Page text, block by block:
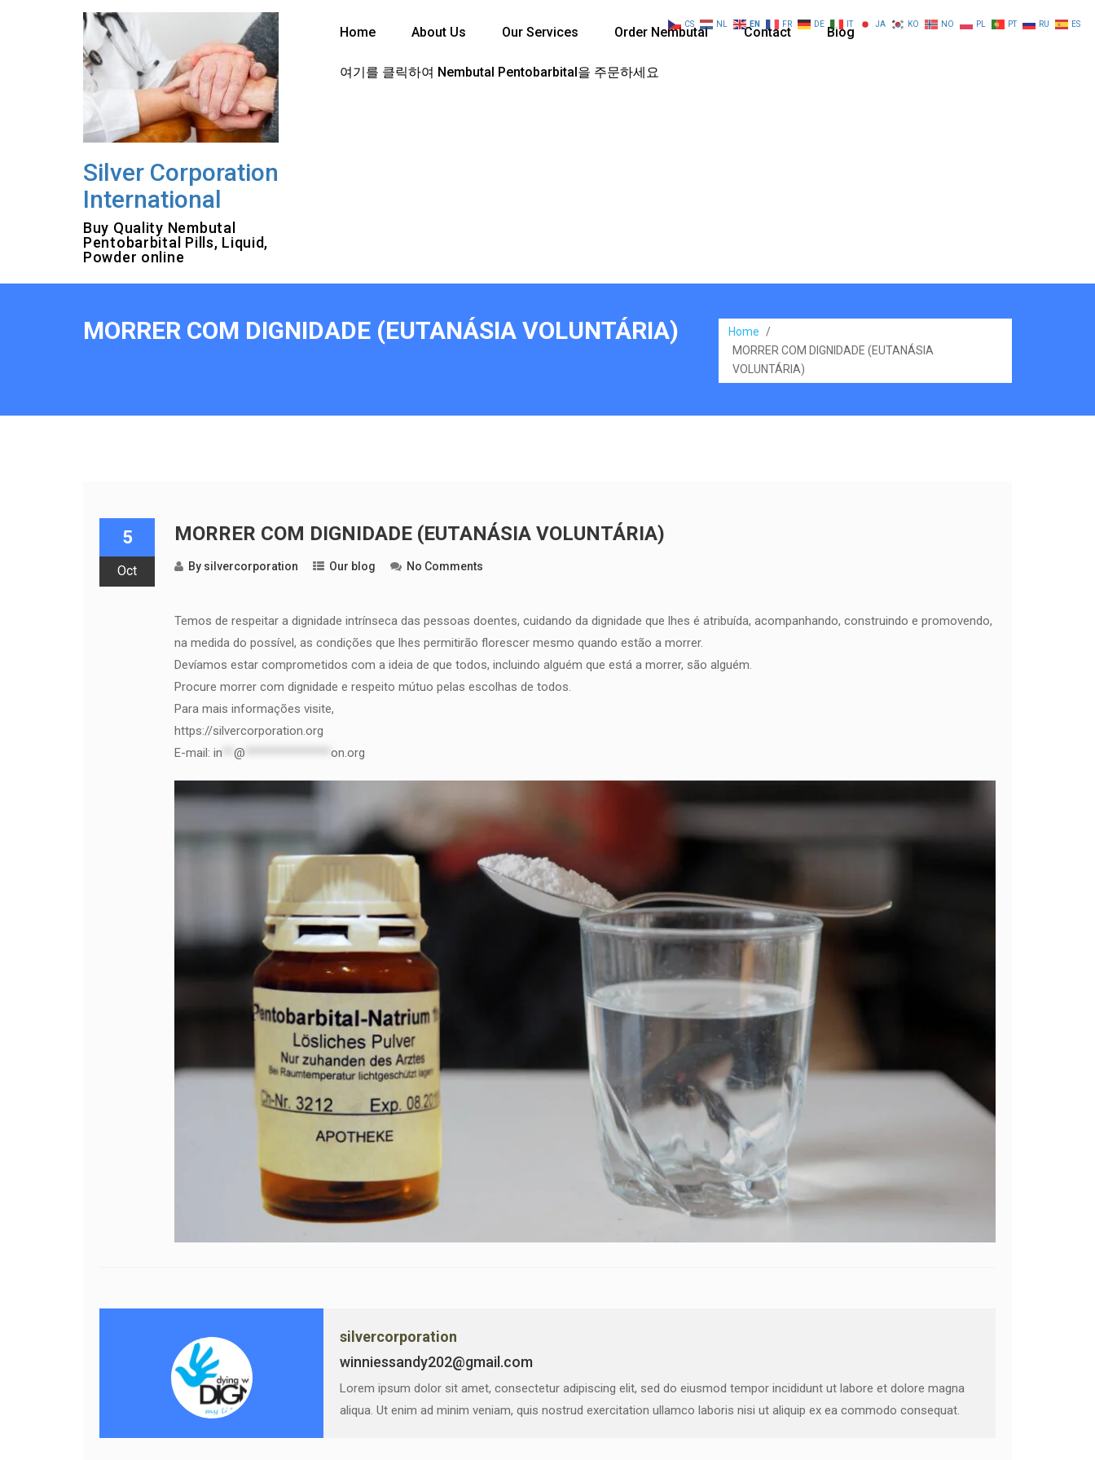
Silver Corporation
International
Buy Quality Nembutal
Pentobarbital Pills, Liquid,
Powder online
Home About Us Our Services Order Nembutal Contact Blog
여기를 클릭하여 Nembutal Pentobarbital을 주문하세요
MORRER COM DIGNIDADE (EUTANÁSIA VOLUNTÁRIA) Home
/
MORRER COM DIGNIDADE (EUTANÁSIA
VOLUNTÁRIA)
5
Oct
MORRER COM DIGNIDADE (EUTANÁSIA VOLUNTÁRIA)
By silvercorporation Our blog No Comments
Temos de respeitar a dignidade intrínseca das pessoas doentes, cuidando da dignidade que lhes é atribuída, acompanhando, construindo e promovendo,
na medida do possível, as condições que lhes permitirão florescer mesmo quando estão a morrer.
Devíamos estar comprometidos com a ideia de que todos, incluindo alguém que está a morrer, são alguém.
Procure morrer com dignidade e respeito mútuo pelas escolhas de todos.
Para mais informações visite,
https://silvercorporation.org
E-mail: in @ on.org
silvercorporation
winniessandy202@gmail.com
Lorem ipsum dolor sit amet, consectetur adipiscing elit, sed do eiusmod tempor incididunt ut labore et dolore magna
aliqua. Ut enim ad minim veniam, quis nostrud exercitation ullamco laboris nisi ut aliquip ex ea commodo consequat.
CS NL EN FR DE IT JA KO NO PL PT RU ES